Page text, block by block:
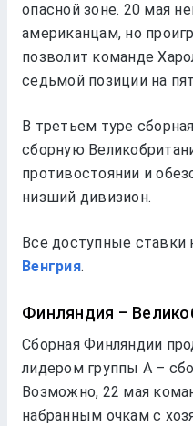
опасной зоне. 20 мая
американцам, но
позволит команде
седьмой позиции на
В третьем туре
сборную
противостоянии и
низший дивизион.
Все доступные ставки
Венгрия.
Финляндия –
Сборная Финляндии
лидером группы А –
Возможно, 22 мая
набранным очкам с